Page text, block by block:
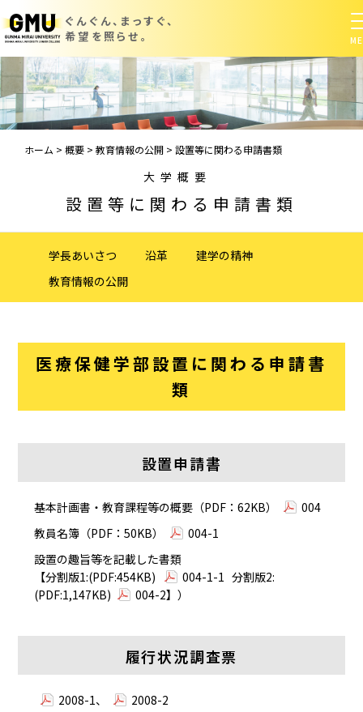
ぐんぐん、まっすぐ、
希望を照らせ。
ホーム > 概要 > 教育情報の公開 > 設置等に関わる申請書類
大学概要
設置等に関わる申請書類
学長あいさつ 沿革
建学の精神
教育情報の公開
医療保健学部設置に関わる申請書
類
設置申請書
基本計画書・教育課程等の概要（PDF：62KB）
004
教員名簿（PDF：50KB）
004-1
設置の趣旨等を記載した書類
【分割版1:(PDF:454KB)
004-1-1 分割版2:
(PDF:1,147KB)
004-2】）
履行状況調査票
2008-1、
2008-2